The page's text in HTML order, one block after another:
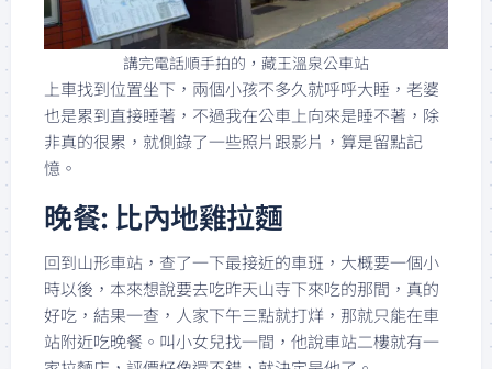
講完電話順手拍的，藏王溫泉公車站
上車找到位置坐下，兩個小孩不多久就呼呼大睡，老婆
也是累到直接睡著，不過我在公車上向來是睡不著，除
非真的很累，就側錄了一些照片跟影片，算是留點記
憶。
晚餐: 比內地雞拉麵
回到山形車站，查了一下最接近的車班，大概要一個小
時以後，本來想說要去吃昨天山寺下來吃的那間，真的
好吃，結果一查，人家下午三點就打烊，那就只能在車
站附近吃晚餐。叫小女兒找一間，他說車站二樓就有一